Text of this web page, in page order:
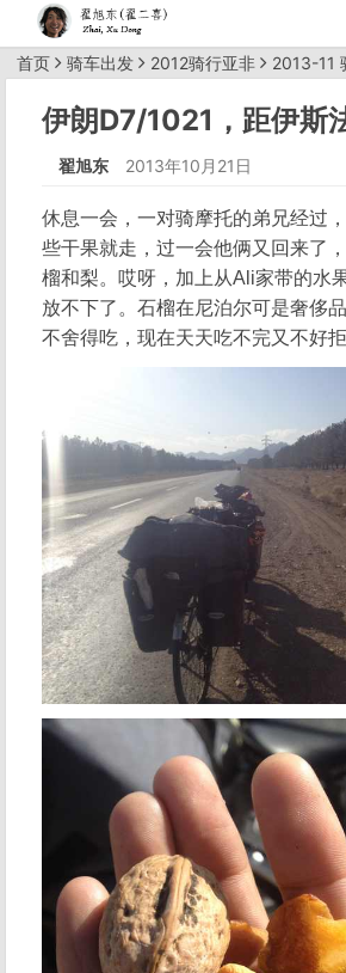
首页 骑车出发 2012骑行亚非 2013-11
伊朗D7/1021，距伊斯
翟旭东 2013年10月21日
休息一会，一对骑摩托的弟兄经过
些干果就走，过一会他俩又回来了
榴和梨。哎呀，加上从Ali家带的水
放不下了。石榴在尼泊尔可是奢侈
不舍得吃，现在天天吃不完又不好拒